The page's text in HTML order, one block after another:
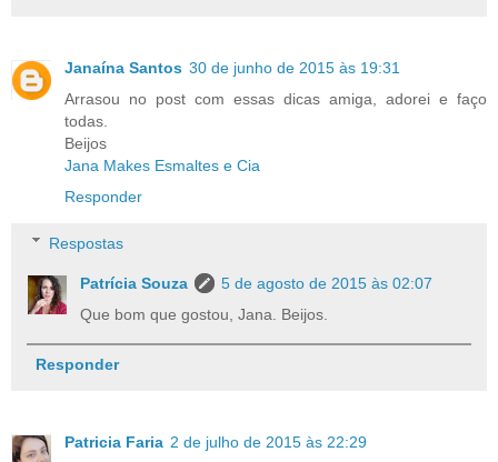
Janaína Santos 30 de junho de 2015 às 19:31
Arrasou no post com essas dicas amiga, adorei e faço
todas.
Beijos
Jana Makes Esmaltes e Cia
Responder
Respostas
Patrícia Souza
5 de agosto de 2015 às 02:07
Que bom que gostou, Jana. Beijos.
Responder
Patricia Faria 2 de julho de 2015 às 22:29